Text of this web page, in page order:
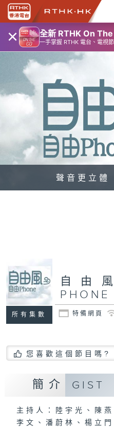
× 全新 RTHK On
一手掌握 RTHK 電台、電視
聲音更立
所有集數
自由
PHONE
特備網頁
您喜歡這個節目嗎?
簡介 GIST
主持人：陸宇光、陳
李文、潘蔚林、楊立